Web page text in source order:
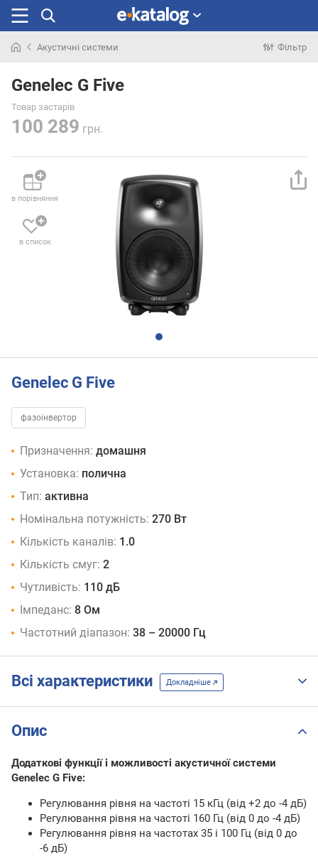
раніше
Акустичні системи Фільтр
Genelec G Five
Товар застарів
100 289 грн.
в порівняння
в список
Genelec G Five
фазоінвертор
Призначення: домашня
Установка: полична
Тип: активна
Номінальна потужність: 270 Вт
Кількість каналів: 1.0
Кількість смуг: 2
Чутливість: 110 дБ
Імпеданс: 8 Ом
Частотний діапазон: 38 – 20000 Гц
Всі характеристики Докладніше
Опис
Додаткові функції і можливості акустичної системи
Genelec G Five:
Регулювання рівня на частоті 15 кГц (від +2 до -4 дБ)
Регулювання рівня на частоті 160 Гц (від 0 до -4 дБ)
Регулювання рівня на частотах 35 і 100 Гц (від 0 до
-6 дБ)